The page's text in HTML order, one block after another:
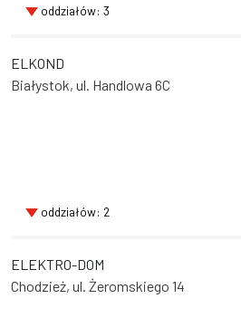
oddziałów: 3
ELKOND
Białystok, ul. Handlowa 6C
oddziałów: 2
ELEKTRO-DOM
Chodzież, ul. Żeromskiego 14